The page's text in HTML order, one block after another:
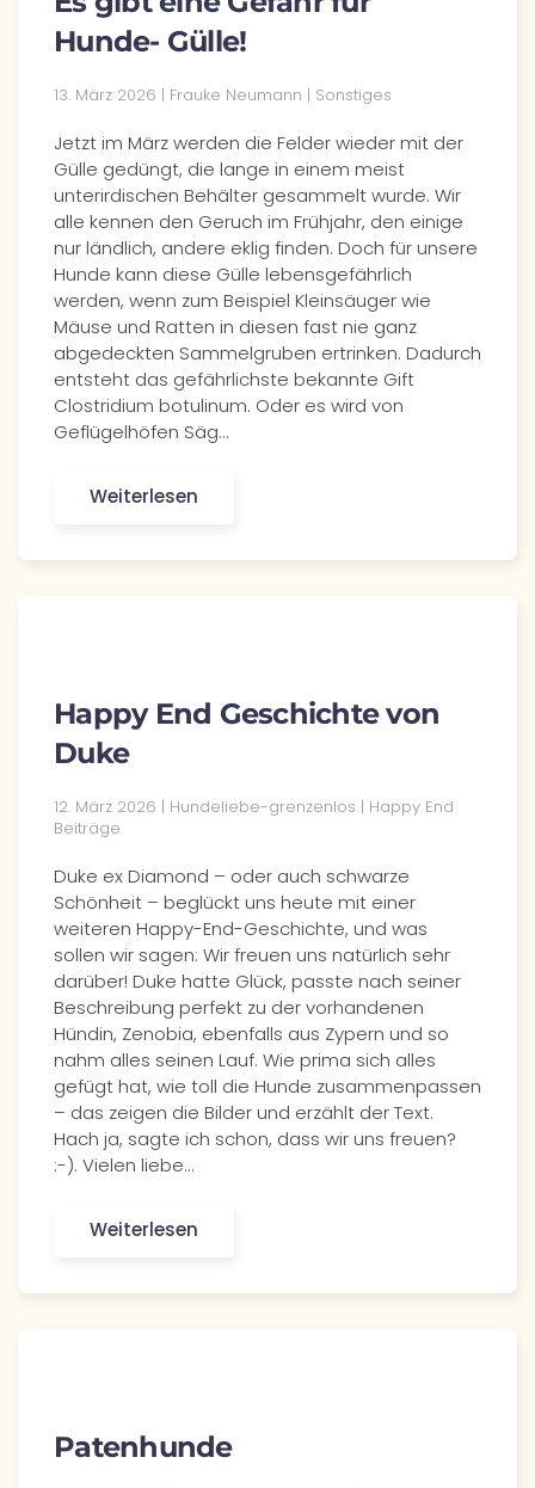
Hunde- Gülle!
13. März 2026 | Frauke Neumann | Sonstiges
Jetzt im März werden die Felder wieder mit der
Gülle gedüngt, die lange in einem meist
unterirdischen Behälter gesammelt wurde. Wir
alle kennen den Geruch im Frühjahr, den einige
nur ländlich, andere eklig finden. Doch für unsere
Hunde kann diese Gülle lebensgefährlich
werden, wenn zum Beispiel Kleinsäuger wie
Mäuse und Ratten in diesen fast nie ganz
abgedeckten Sammelgruben ertrinken. Dadurch
entsteht das gefährlichste bekannte Gift
Clostridium botulinum. Oder es wird von
Geflügelhöfen Säg…
Weiterlesen
Happy End Geschichte von
Duke
12. März 2026 | Hundeliebe-grenzenlos | Happy End
Beiträge
Duke ex Diamond – oder auch schwarze
Schönheit – beglückt uns heute mit einer
weiteren Happy-End-Geschichte, und was
sollen wir sagen: Wir freuen uns natürlich sehr
darüber! Duke hatte Glück, passte nach seiner
Beschreibung perfekt zu der vorhandenen
Hündin, Zenobia, ebenfalls aus Zypern und so
nahm alles seinen Lauf. Wie prima sich alles
gefügt hat, wie toll die Hunde zusammenpassen
– das zeigen die Bilder und erzählt der Text.
Hach ja, sagte ich schon, dass wir uns freuen?
:-). Vielen liebe…
Weiterlesen
Patenhunde